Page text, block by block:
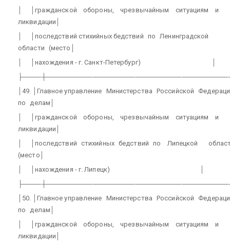
│гражданской обороны, чрезвычайным ситуациям
и
ликвидации│
│последствий стихийных бедствий по
Ленинградской
области (место│
│нахождения - г. Санкт-Петербург)
│49. │Главное управление Министерства Российской
по
делам│
│гражданской обороны, чрезвычайным ситуациям
и
ликвидации│
│последствий стихийных бедствий по Липецкой
(место│
│нахождения - г. Липецк)
│50. │Главное управление Министерства Российской
по
делам│
│гражданской обороны, чрезвычайным ситуациям
и
ликвидации│